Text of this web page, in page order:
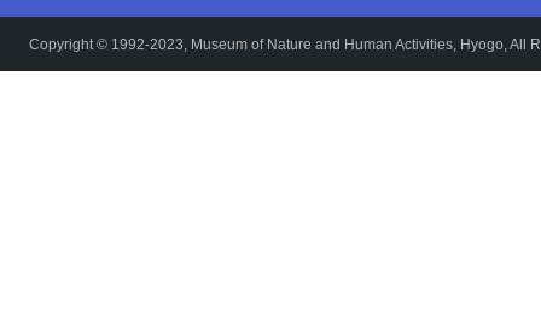
Copyright © 1992-2023, Museum of Nature and Human Activities, Hyogo, All